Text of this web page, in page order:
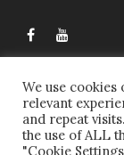
We use
relevant
and repeat
the use of ALL
"Cookie